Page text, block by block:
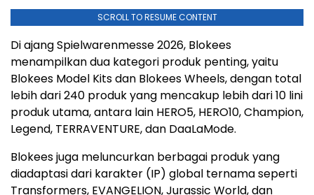
SCROLL TO RESUME CONTENT
Di ajang Spielwarenmesse 2026, Blokees
menampilkan dua kategori produk penting, yaitu
Blokees Model Kits dan Blokees Wheels, dengan total
lebih dari 240 produk yang mencakup lebih dari 10 lini
produk utama, antara lain HERO5, HERO10, Champion,
Legend, TERRAVENTURE, dan DaaLaMode.
Blokees juga meluncurkan berbagai produk yang
diadaptasi dari karakter (IP) global ternama seperti
Transformers, EVANGELION, Jurassic World, dan